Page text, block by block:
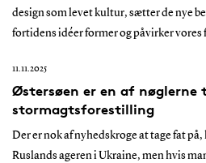
design som levet kultur, sætter de nye
fortidens idéer former og påvirker vores
11.11.2025
Østersøen er en af nøglerne
stormagtsforestilling
Der er nok af nyhedskroge at tage fat
Ruslands ageren i Ukraine, men hvis